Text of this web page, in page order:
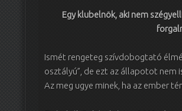
Egy klubelnök, aki nem
Ismét rengeteg szívdobogtató
osztályú”, de ezt az állapotot nem
Az meg ugye minek, ha az ember